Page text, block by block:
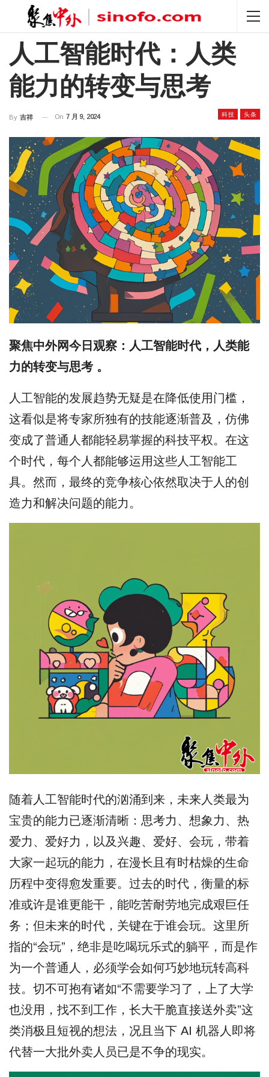
人工智能时代：人类
能力的转变与思考
科技 头条
By 吉祥 On 7 月 9, 2024
聚焦中外网今日观察：人工智能时代，人类能
力的转变与思考 。
人工智能的发展趋势无疑是在降低使用门槛，
这看似是将专家所独有的技能逐渐普及，仿佛
变成了普通人都能轻易掌握的科技平权。在这
个时代，每个人都能够运用这些人工智能工
具。然而，最终的竞争核心依然取决于人的创
造力和解决问题的能力。
随着人工智能时代的汹涌到来，未来人类最为
宝贵的能力已逐渐清晰：思考力、想象力、热
爱力、爱好力，以及兴趣、爱好、会玩，带着
大家一起玩的能力，在漫长且有时枯燥的生命
历程中变得愈发重要。过去的时代，衡量的标
准或许是谁更能干，能吃苦耐劳地完成艰巨任
务；但未来的时代，关键在于谁会玩。这里所
指的“会玩”，绝非是吃喝玩乐式的躺平，而是作
为一个普通人，必须学会如何巧妙地玩转高科
技。切不可抱有诸如“不需要学习了，上了大学
也没用，找不到工作，长大干脆直接送外卖”这
类消极且短视的想法，况且当下 AI 机器人即将
代替一大批外卖人员已是不争的现实。